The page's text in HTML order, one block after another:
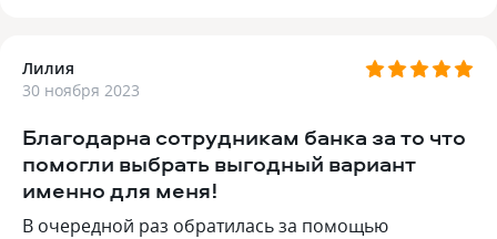
Лилия
30 ноября 2023
Благодарна сотрудникам банка за то что
помогли выбрать выгодный вариант
именно для меня!
В очередной раз обратилась за помощью